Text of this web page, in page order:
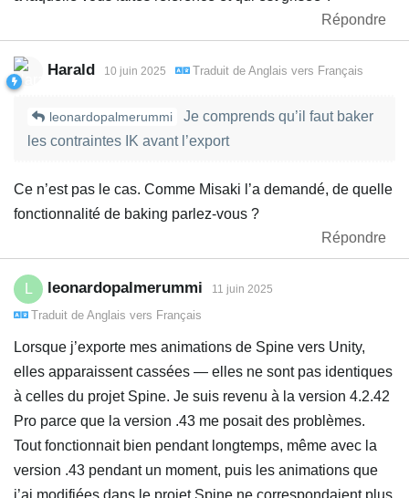
Répondre
Harald 10 juin 2025 Traduit de Anglais vers Français
leonardopalmerummi
Je comprends qu’il faut baker
les contraintes IK avant l’export
Ce n’est pas le cas. Comme Misaki l’a demandé, de quelle
fonctionnalité de baking parlez-vous ?
Répondre
leonardopalmerummi 11 juin 2025
Traduit de Anglais vers Français
Lorsque j’exporte mes animations de Spine vers Unity,
elles apparaissent cassées — elles ne sont pas identiques
à celles du projet Spine. Je suis revenu à la version 4.2.42
Pro parce que la version .43 me posait des problèmes.
Tout fonctionnait bien pendant longtemps, même avec la
version .43 pendant un moment, puis les animations que
j’ai modifiées dans le projet Spine ne correspondaient plus